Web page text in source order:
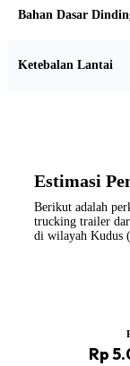
Bahan Dasar
Ketebalan Lantai
Estimasi
Berikut adalah
trucking trailer
di wilayah Kudus
Rp